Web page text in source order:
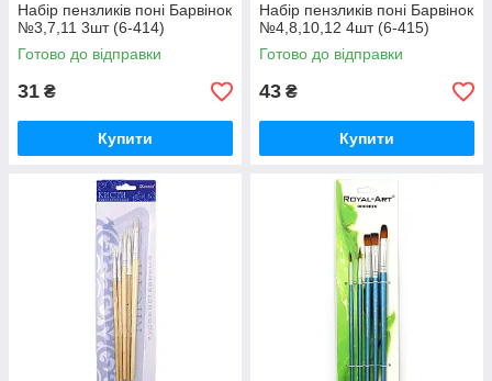
Набір пензликів поні Барвінок
№3,7,11 3шт (6-414)
Готово до відправки
31 ₴
Купити
Набір пензликів поні Барвінок
№4,8,10,12 4шт (6-415)
Готово до відправки
43 ₴
Купити